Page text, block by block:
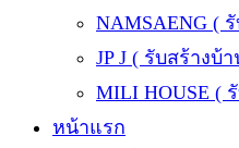
NAMSAENG (
JP J ( รับสร้างบ้
MILI HOUSE (
หน้าแรก